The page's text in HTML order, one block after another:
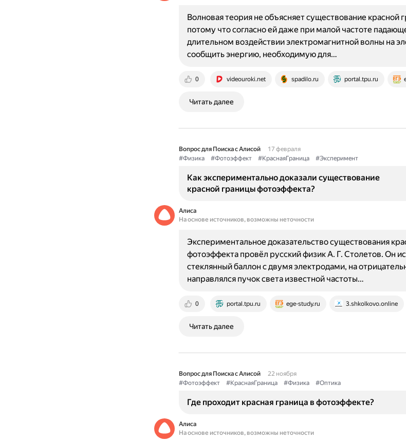
0 videouroki.net spadilo.ru portal.tpu.ru
Волновая теория не объясняет существование красной
потому что согласно ей даже при малой частоте
длительном воздействии электромагнитной волны на
сообщить энергию, необходимую для…
Читать далее
Вопрос для Поиска с Алисой
17 февраля
#Физика
#Фотоэффект #КраснаяГраница #Эксперимент
Как экспериментально доказали существование
красной границы фотоэффекта?
Алиса
На основе источников, возможны неточности
0 portal.tpu.ru ege-study.ru 3.shkolkovo.online
Экспериментальное доказательство существования
фотоэффекта провёл русский физик А. Г. Столетов. Он
стеклянный баллон с двумя электродами, на
направлялся пучок света известной частоты…
Читать далее
Вопрос для Поиска с Алисой
22 ноября
#Фотоэффект
#КраснаяГраница #Физика #Оптика
Где проходит красная граница в фотоэффекте?
Алиса
На основе источников, возможны неточности